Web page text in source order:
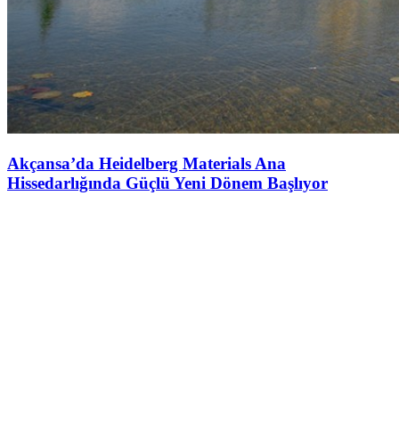
Akçansa’da Heidelberg Materials Ana
Hissedarlığında Güçlü Yeni Dönem Başlıyor